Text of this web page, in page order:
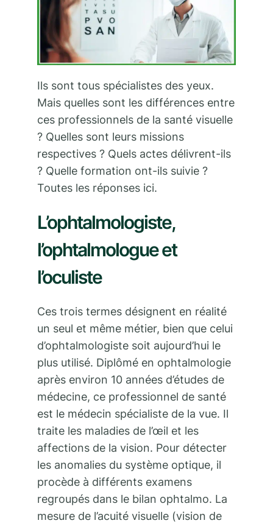
Ils sont tous spécialistes des yeux.
Mais quelles sont les différences entre
ces professionnels de la santé visuelle
? Quelles sont leurs missions
respectives ? Quels actes délivrent-ils
? Quelle formation ont-ils suivie ?
Toutes les réponses ici.
L’ophtalmologiste,
l’ophtalmologue et
l’oculiste
Ces trois termes désignent en réalité
un seul et même métier, bien que celui
d’ophtalmologiste soit aujourd’hui le
plus utilisé. Diplômé en ophtalmologie
après environ 10 années d’études de
médecine, ce professionnel de santé
est le médecin spécialiste de la vue. Il
traite les maladies de l’œil et les
affections de la vision. Pour détecter
les anomalies du système optique, il
procède à différents examens
regroupés dans le bilan ophtalmo. La
mesure de l’acuité visuelle (vision de